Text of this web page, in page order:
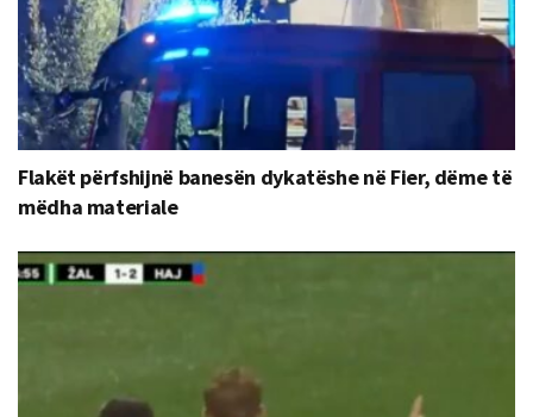
Flakët përfshijnë banesën dykatëshe në Fier, dëme të
mëdha materiale